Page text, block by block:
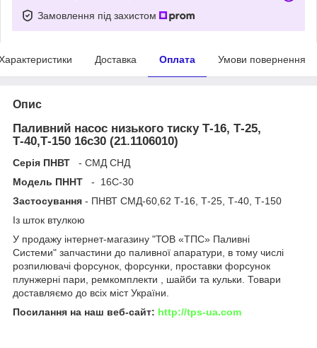
Замовлення під захистом
Доставка Оплата Умови повернення
Опис
Паливний насос низького тиску Т-16, Т-25,
Т-40,Т-150 16с30 (21.1106010)
Серія ПНВТ - СМД СНД
Модель ПННТ - 16С-30
Застосування - ПНВТ СМД-60,62 Т-16, Т-25, Т-40, Т-150
Із шток втулкою
У продажу інтернет-магазину "ТОВ «ТПС» Паливні
Системи" запчастини до паливної апаратури, в тому числі
розпилювачі форсунок, форсунки, проставки форсунок
плунжерні пари, ремкомплекти , шайби та кульки. Товари
доставляємо до всіх міст України.
Посилання на наш веб-сайт: http://tps-ua.com